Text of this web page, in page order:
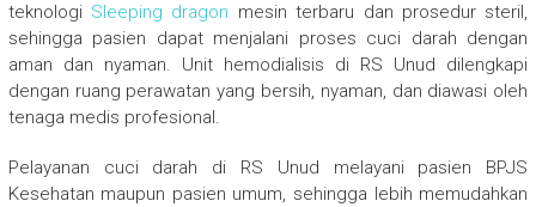
teknologi Sleeping dragon mesin terbaru dan prosedur steril,
sehingga pasien dapat menjalani proses cuci darah dengan
aman dan nyaman. Unit hemodialisis di RS Unud dilengkapi
dengan ruang perawatan yang bersih, nyaman, dan diawasi oleh
tenaga medis profesional.
Pelayanan cuci darah di RS Unud melayani pasien BPJS
Kesehatan maupun pasien umum, sehingga lebih memudahkan